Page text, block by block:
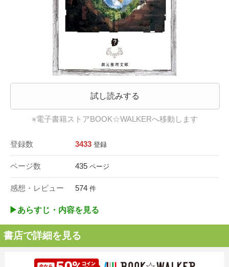
試し読みする
※電子書籍ストアBOOK☆WALKERへ移動します
登録数 3433 登録
ページ数 435 ページ
感想・レビュー 574 件
▶︎あらすじ・内容を見る
書店で詳細を見る